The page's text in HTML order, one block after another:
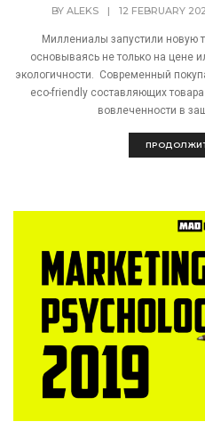
BY ALEKS | 12 FEBRUARY
Миллениалы запустили новую
основываясь не только на цене
экологичности. Современный
eco-friendly составляющих
вовлеченности в